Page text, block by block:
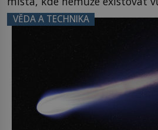
právě tady vědci objevují
posouvají hranice života.
naše představy o tom, co
napovídá, kde bychom jednou
VĚDA A TECHNIKA